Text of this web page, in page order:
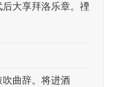
大享拜洛乐章。禋
吹曲辞。将进酒